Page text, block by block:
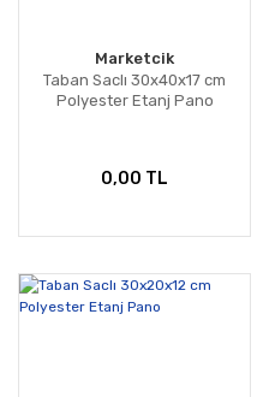
Marketcik
Taban Saclı 30x40x17 cm
Polyester Etanj Pano
0,00 TL